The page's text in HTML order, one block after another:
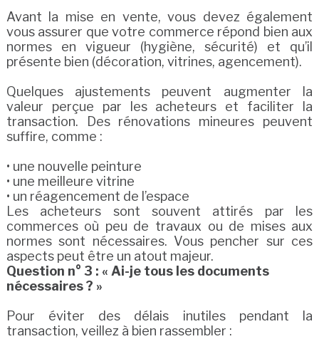
Avant la mise en vente, vous devez également
vous assurer que votre commerce répond bien aux
normes en vigueur (hygiène, sécurité) et qu’il
présente bien (décoration, vitrines, agencement).
Quelques ajustements peuvent augmenter la
valeur perçue par les acheteurs et faciliter la
transaction. Des rénovations mineures peuvent
suffire, comme :
• une nouvelle peinture
• une meilleure vitrine
• un réagencement de l’espace
Les acheteurs sont souvent attirés par les
commerces où peu de travaux ou de mises aux
normes sont nécessaires. Vous pencher sur ces
aspects peut être un atout majeur.
Question n° 3 : « Ai-je tous les documents
nécessaires ? »
Pour éviter des délais inutiles pendant la
transaction, veillez à bien rassembler :